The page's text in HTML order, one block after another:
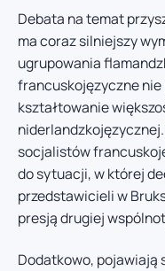
Debata na temat
ma coraz silniejszy
ugrupowania
francuskojęzyczne
kształtowanie
socjalistów
do sytuacji, w której
przedstawicieli w
presją drugiej
Dodatkowo, pojawiają